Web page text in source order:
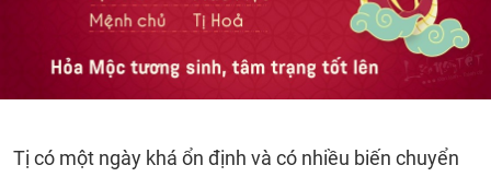
Tị có một ngày khá ổn định và có nhiều biến chuyển